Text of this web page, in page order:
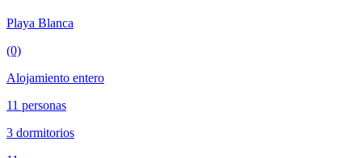
Playa Blanca
(0)
Alojamiento entero
11 personas
3 dormitorios